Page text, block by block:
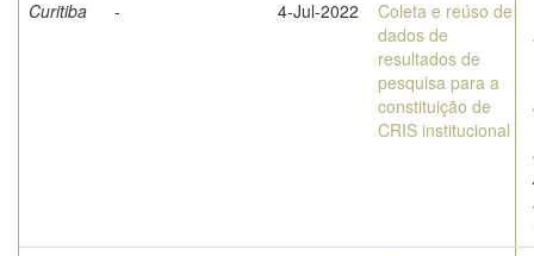
Curitiba
- 4-Jul-2022
Coleta e reúso de
dados de
resultados de
pesquisa para a
constituição de
CRIS institucional